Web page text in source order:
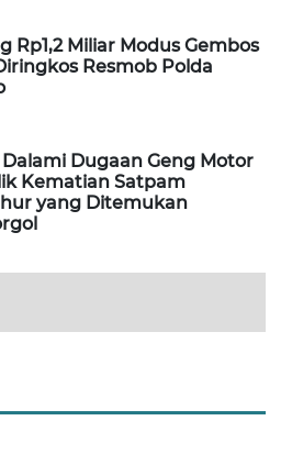
Rp1,2 Miliar Modus Gembos
Resmob Polda
Dalami Dugaan Geng Motor
Kematian Satpam
yang Ditemukan